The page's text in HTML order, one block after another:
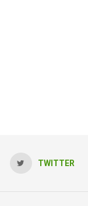
TWITTER